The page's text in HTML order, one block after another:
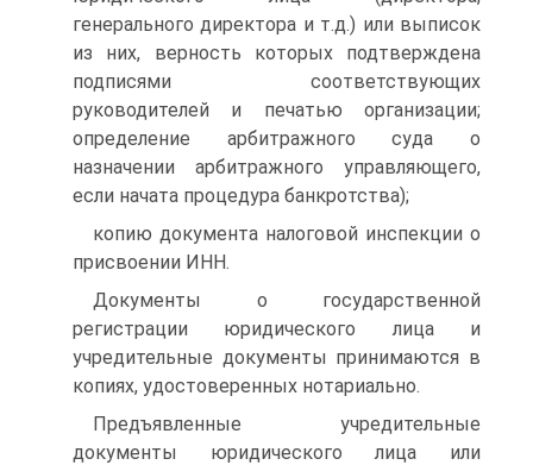
генерального директора и т.д.) или выписок
из них, верность которых подтверждена
подписями соответствующих
руководителей и печатью организации;
определение арбитражного суда о
назначении арбитражного управляющего,
если начата процедура банкротства);
копию документа налоговой инспекции о
присвоении ИНН.
Документы о государственной
регистрации юридического лица и
учредительные документы принимаются в
копиях, удостоверенных нотариально.
Предъявленные учредительные
документы юридического лица или